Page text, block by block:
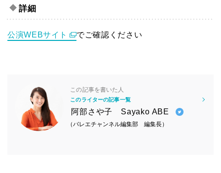
詳細
公演WEBサイト でご確認ください
この記事を書いた人
このライターの記事一覧
阿部さや子 Sayako ABE
（バレエチャンネル編集部 編集長）